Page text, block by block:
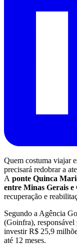
Quem costuma viajar
precisará redobrar a
A ponte Quinca
entre Minas Gerais e
recuperação e
Segundo a Agência
(Goinfra),
investir R$ 25,9
até 12 meses.